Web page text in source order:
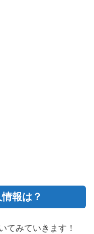
報は？
てみていきます！